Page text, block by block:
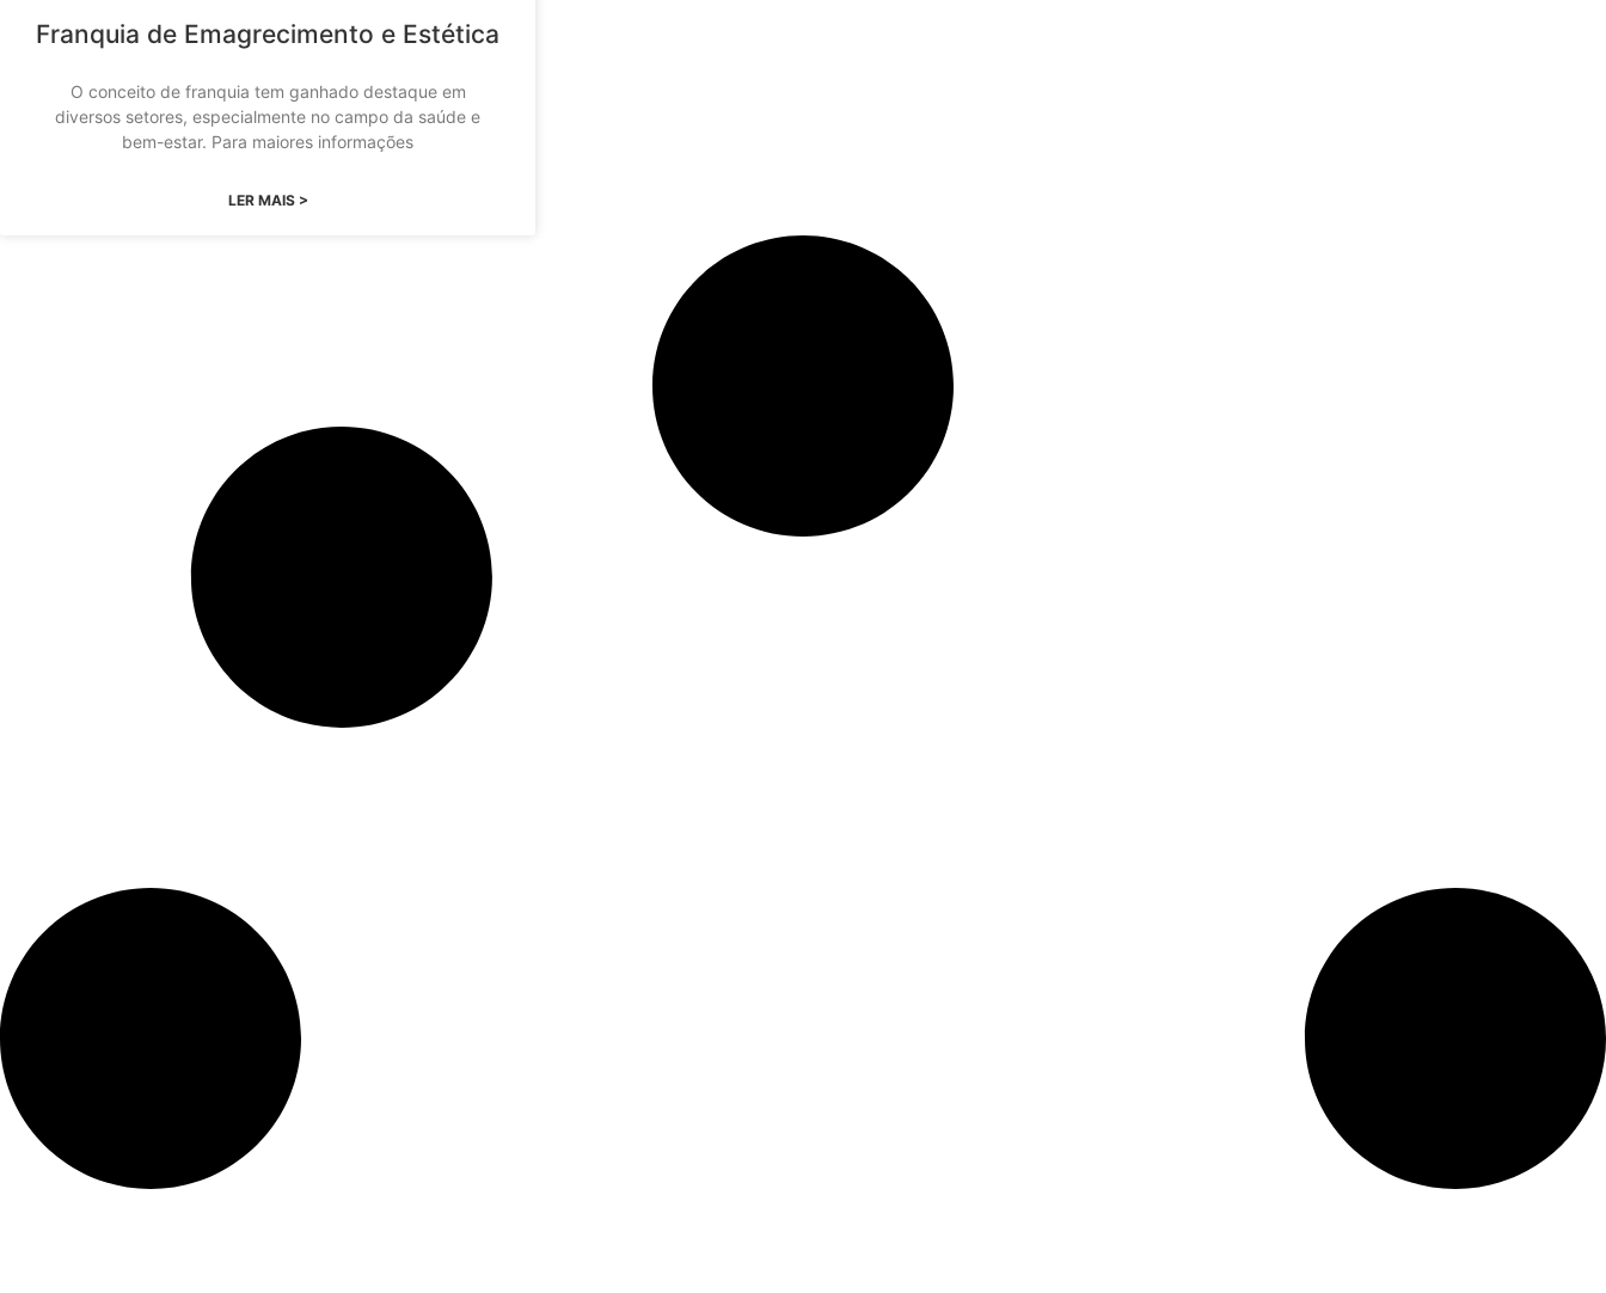
Franquia de Emagrecimento e Estética
O conceito de franquia tem ganhado destaque em
diversos setores, especialmente no campo da saúde e
bem-estar. Para maiores informações
LER MAIS >